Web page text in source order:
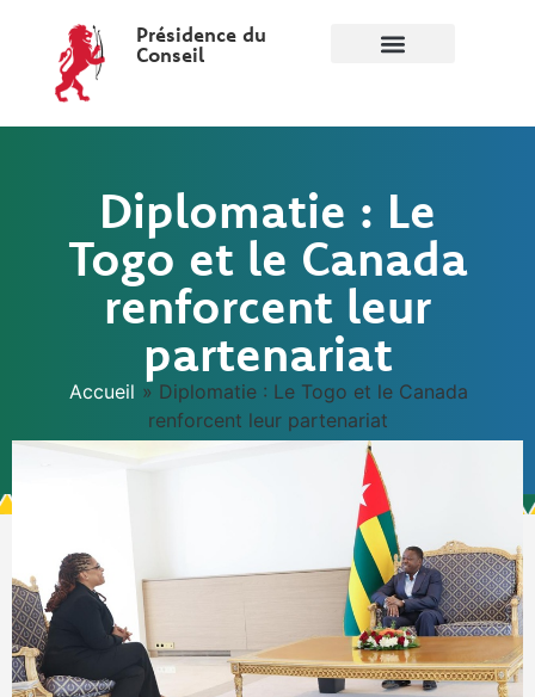
Présidence du
Conseil
Diplomatie : Le
Togo et le Canada
renforcent leur
partenariat
Accueil » Diplomatie : Le Togo et le Canada
renforcent leur partenariat